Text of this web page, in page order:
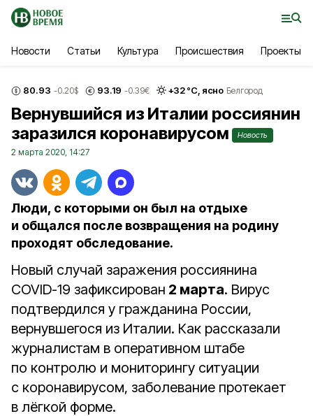
Новости Статьи Культура Происшествия Проекты
80.93 -0.20$ 93.19 -0.39€ +32°С, ясно Белгород
Вернувшийся из Италии россиянин
заразился коронавирусом
Новость
2 марта 2020, 14:27
Люди, с которыми он был на отдыхе
и общался после возвращения на родину
проходят обследование.
Новый случай заражения россиянина
COVID-19 зафиксирован 2 марта. Вирус
подтвердился у гражданина России,
вернувшегося из Италии. Как рассказали
журналистам в оперативном штабе
по контролю и мониторингу ситуации
с коронавирусом, заболевание протекает
в лёгкой форме.